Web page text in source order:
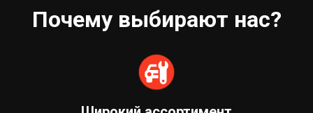
Почему выбирают нас?